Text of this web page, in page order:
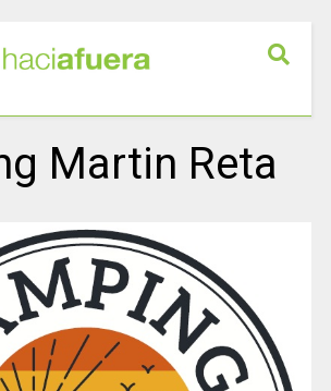
Martin Reta